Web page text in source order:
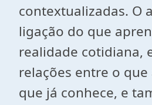
contextualizadas. O
ligação do que
realidade cotidiana,
relações entre o
que já conhece, e